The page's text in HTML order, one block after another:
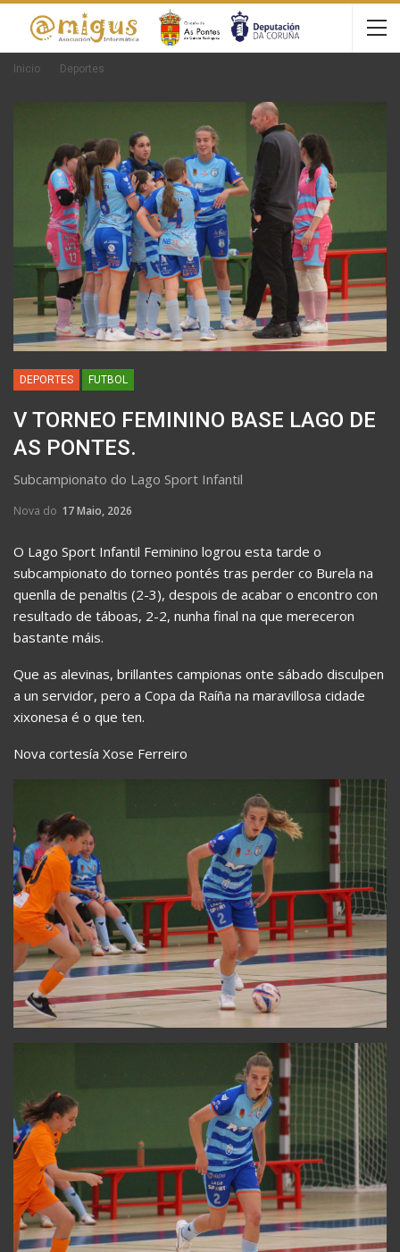
Inicio Deportes
DEPORTES FUTBOL
V TORNEO FEMININO BASE LAGO DE
AS PONTES.
Subcampionato do Lago Sport Infantil
Nova do 17 Maio, 2026
O Lago Sport Infantil Feminino logrou esta tarde o
subcampionato do torneo pontés tras perder co Burela na
quenlla de penaltis (2-3), despois de acabar o encontro con
resultado de táboas, 2-2, nunha final na que mereceron
bastante máis.
Que as alevinas, brillantes campionas onte sábado disculpen
a un servidor, pero a Copa da Raíña na maravillosa cidade
xixonesa é o que ten.
Nova cortesía Xose Ferreiro